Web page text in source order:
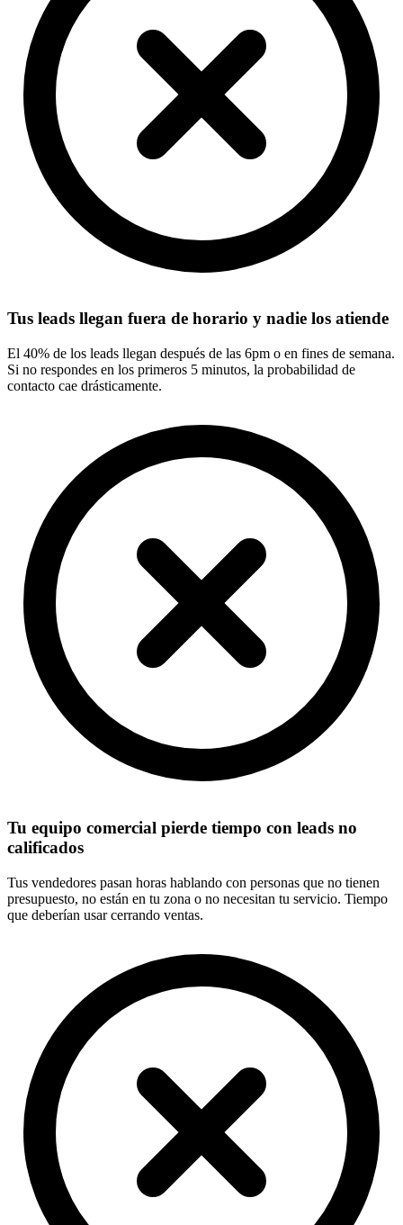
Tus leads llegan fuera de horario y nadie los atiende
El 40% de los leads llegan después de las 6pm o en fines de semana.
Si no respondes en los primeros 5 minutos, la probabilidad de
contacto cae drásticamente.
Tu equipo comercial pierde tiempo con leads no
calificados
Tus vendedores pasan horas hablando con personas que no tienen
presupuesto, no están en tu zona o no necesitan tu servicio. Tiempo
que deberían usar cerrando ventas.